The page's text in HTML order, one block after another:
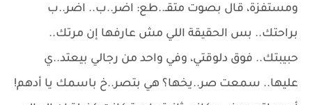
ومستفزة، قال بصوت متقـ..طع: اضر..ب.. اضر..ب
براحتك.. بس الحقيقة اللي مش عارفها إن مرتك..
حبيبتك.. فوق دلوقتي، وفي واحد من رجالي بيعتد..ي
عليها.. سمعت صر..يخها؟ هي بتصر..خ باسمك يا أدهم!